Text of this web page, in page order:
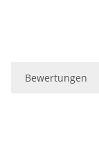
Bewertungen